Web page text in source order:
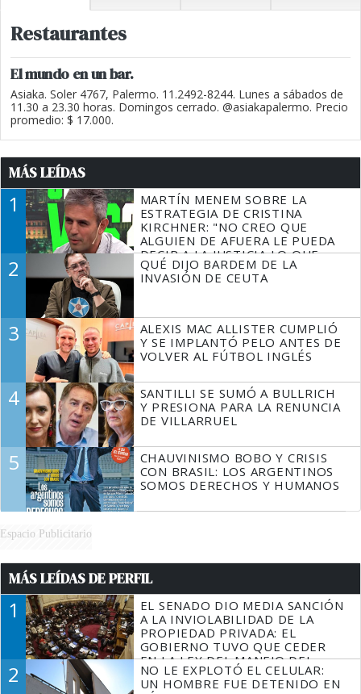
Restaurantes
El mundo en un bar.
Asiaka. Soler 4767, Palermo. 11.2492-8244. Lunes a sábados de
11.30 a 23.30 horas. Domingos cerrado. @asiakapalermo. Precio
promedio: $ 17.000.
MÁS LEÍDAS
1
MARTÍN MENEM SOBRE LA
ESTRATEGIA DE CRISTINA
KIRCHNER: "NO CREO QUE
ALGUIEN DE AFUERA LE PUEDA
DECIR A LA JUSTICIA LO QUE
TIENE QUE HACER"
2
QUÉ DIJO BARDEM DE LA
INVASIÓN DE CEUTA
3
ALEXIS MAC ALLISTER CUMPLIÓ
Y SE IMPLANTÓ PELO ANTES DE
VOLVER AL FÚTBOL INGLÉS
4
SANTILLI SE SUMÓ A BULLRICH
Y PRESIONA PARA LA RENUNCIA
DE VILLARRUEL
5
CHAUVINISMO BOBO Y CRISIS
CON BRASIL: LOS ARGENTINOS
SOMOS DERECHOS Y HUMANOS
Espacio Publicitario
MÁS LEÍDAS DE PERFIL
1
EL SENADO DIO MEDIA SANCIÓN
A LA INVIOLABILIDAD DE LA
PROPIEDAD PRIVADA: EL
GOBIERNO TUVO QUE CEDER
EN LA LEY DEL MANEJO DEL
FUEGO
2
NO LE EXPLOTÓ EL CELULAR:
UN HOMBRE FUE DETENIDO EN